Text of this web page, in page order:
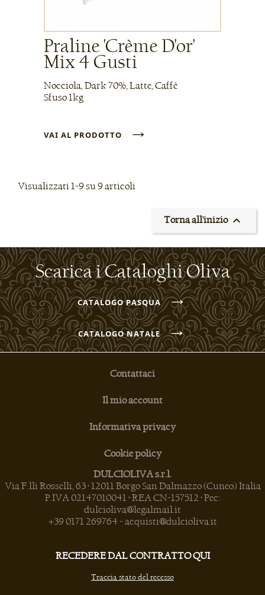
Praline 'Crème D'or'
Mix 4 Gusti
Nocciola, Dark 70%, Latte, Caffè
Sfuso 1kg
VAI AL PRODOTTO →
Visualizzati 1-9 su 9 articoli
Torna all'inizio 
Scarica i Cataloghi Oliva
CATALOGO PASQUA→
CATALOGO NATALE→
Contattaci
Il mio account
Informativa privacy
Cookie policy
DULCIOLIVA s.r.l.
Via F.lli Rosselli, 63 • 12011 Borgo San Dalmazzo (Cuneo) Italia
P.IVA 02147010041 • REA CN-157512 • Pec:
dulcioliva@legalmail.it
+39 0171 269764 - acquisti@dulcioliva.it
RECEDERE DAL CONTRATTO QUI
Traccia stato del recesso